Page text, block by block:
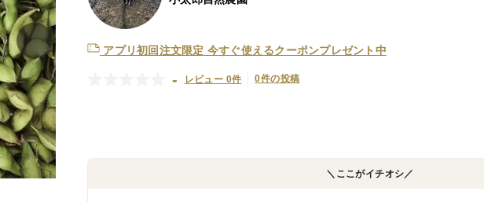
アプリ初回注文限定 今すぐ使えるクーポンプレゼント中
- レビュー 0件 0件の投稿
＼ここがイチオシ／